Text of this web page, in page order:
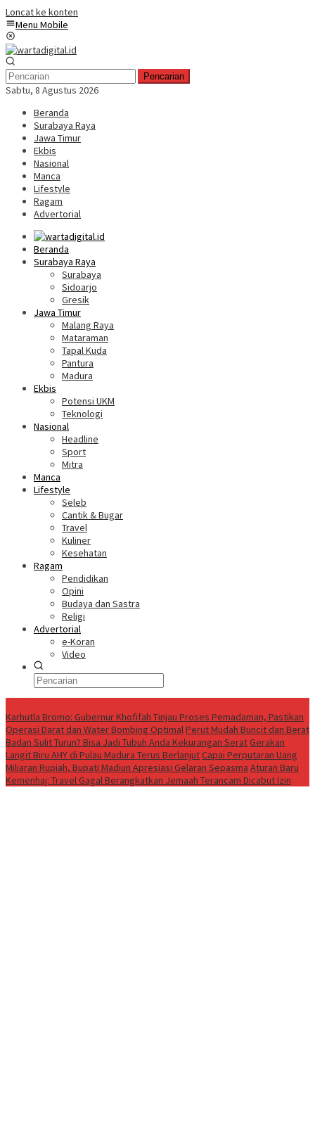
Loncat ke konten
Menu Mobile
Pencarian
Sabtu, 8 Agustus 2026
Beranda
Surabaya Raya
Jawa Timur
Ekbis
Nasional
Manca
Lifestyle
Ragam
Advertorial
Beranda
Surabaya Raya
Surabaya
Sidoarjo
Gresik
Jawa Timur
Malang Raya
Mataraman
Tapal Kuda
Pantura
Madura
Ekbis
Potensi UKM
Teknologi
Nasional
Headline
Sport
Mitra
Manca
Lifestyle
Seleb
Cantik & Bugar
Travel
Kuliner
Kesehatan
Ragam
Pendidikan
Opini
Budaya dan Sastra
Religi
Advertorial
e-Koran
Video
Karhutla Bromo: Gubernur Khofifah Tinjau Proses Pemadaman, Pastikan
Operasi Darat dan Water Bombing OptimalPerut Mudah Buncit dan Berat
Badan Sulit Turun? Bisa Jadi Tubuh Anda Kekurangan SeratGerakan
Langit Biru AHY di Pulau Madura Terus BerlanjutCapai Perputaran Uang
Miliaran Rupiah, Bupati Madiun Apresiasi Gelaran Sepasma Aturan Baru
Kemenhaj: Travel Gagal Berangkatkan Jemaah Terancam Dicabut Izin